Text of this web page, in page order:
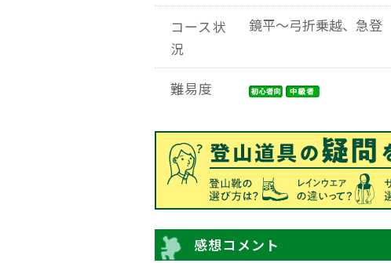
コース状
況
鏡平～弓折乗越、急登
難易度
感想コメント